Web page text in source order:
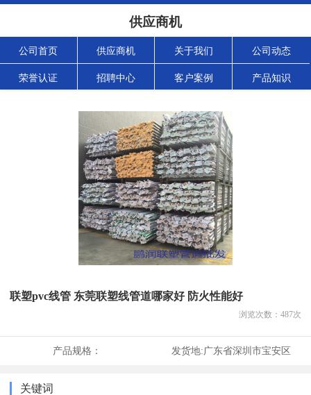
供应商机
公司首页 供应商机 关于我们 公司动态
荣誉认证 招聘中心 客户案例 产品知识
联塑pvc线管 东莞联塑线管道哪家好 防火性能好
浏览次数： 487次
产品规格： 发货地:广东省深圳市宝安区
关键词